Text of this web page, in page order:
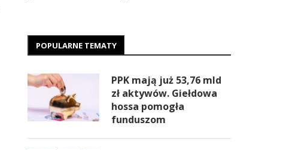
POPULARNE TEMATY
PPK mają już 53,76 mld
zł aktywów. Giełdowa
hossa pomogła
funduszom